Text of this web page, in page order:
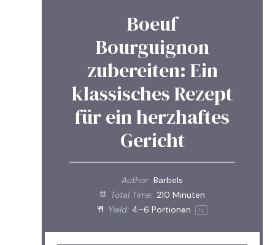
Boeuf
Bourguignon
zubereiten: Ein
klassisches Rezept
für ein herzhaftes
Gericht
Author: Bärbels
Total Time: 210 Minuten
Yield: 4–6 Portionen 1x